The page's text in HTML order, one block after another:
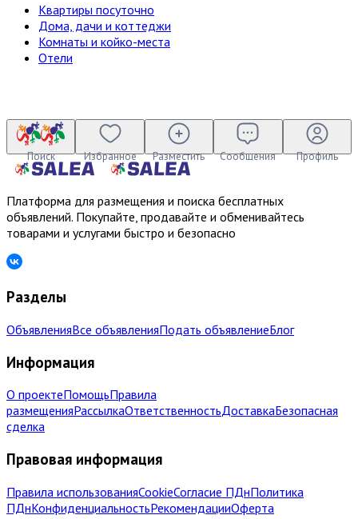
Квартиры посуточно
Дома, дачи и коттеджи
Комнаты и койко-места
Отели
Поиск Избранное Разместить Сообщения Профиль
Платформа для размещения и поиска бесплатных
объявлений. Покупайте, продавайте и обменивайтесь
товарами и услугами быстро и безопасно
Разделы
ОбъявленияВсе объявленияПодать объявлениеБлог
Информация
О проектеПомощьПравила
размещенияРассылкаОтветственностьДоставкаБезопасная
сделка
Правовая информация
Правила использованияCookieСогласие ПДнПолитика
ПДнКонфиденциальностьРекомендацииОферта